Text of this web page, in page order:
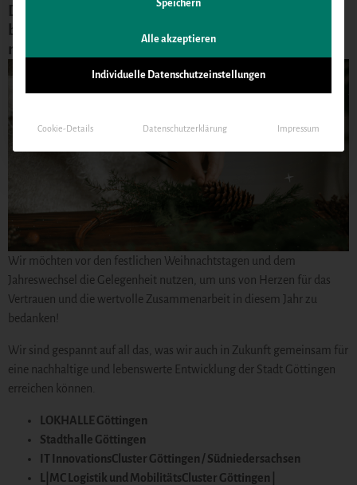
Die GWG wünscht Ihnen und Ihrer Familie eine
besinnliche Weihnachtszeit und ein gesundes
neues Jahr.
Wir möchten vor den festlichen Weihnachtstagen und dem
Jahreswechsel die Gelegenheit nutzen, um uns von Herzen für das
Vertrauen und die wertvolle Zusammenarbeit in diesem Jahr zu
bedanken!
Wir sind gespannt auf all das, was wir auch in Zukunft gemeinsam für
eine nachhaltige und lebenswerte Entwicklung der Stadt Göttingen
erreichen können.
LOKHALLE Göttingen
Stadthalle Göttingen
IT InnovationsCluster Göttingen / Südniedersachsen
L|MC Logistik und MobilitätsCluster Göttingen |
Speichern
Alle akzeptieren
Individuelle Datenschutzeinstellungen
Cookie-Details Datenschutzerklärung Impressum